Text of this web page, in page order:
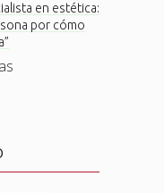
en estética:
por cómo